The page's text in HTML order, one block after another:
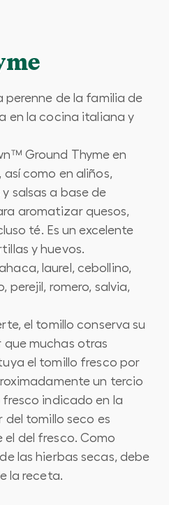
perenne de la familia de
en la cocina italiana y
Ground Thyme en
así como en aliños,
salsas a base de
aromatizar quesos,
té. Es un excelente
y huevos.
laurel, cebollino,
perejil, romero, salvia,
el tomillo conserva su
que muchas otras
el tomillo fresco por
un tercio
indicado en la
del tomillo seco es
del fresco. Como
las hierbas secas, debe
la receta.